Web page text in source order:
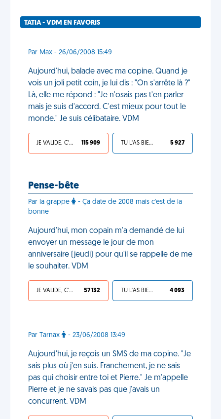
TATIA - VDM EN FAVORIS
Par Max - 26/06/2008 15:49
Aujourd'hui, balade avec ma copine. Quand je
vois un joli petit coin, je lui dis : "On s'arrête là ?"
Là, elle me répond : "Je n'osais pas t'en parler
mais je suis d'accord. C'est mieux pour tout le
monde." Je suis célibataire. VDM
JE VALIDE, C'EST UNE VDM 115 909 TU L'AS BIEN MÉRITÉ 5 927
Pense-bête
Par la grappe
- Ça date de 2008 mais c'est de la
bonne
Aujourd'hui, mon copain m'a demandé de lui
envoyer un message le jour de mon
anniversaire (jeudi) pour qu'il se rappelle de me
le souhaiter. VDM
JE VALIDE, C'EST UNE VDM 57 132 TU L'AS BIEN MÉRITÉ 4 093
Par Tarnax - 23/06/2008 13:49
Aujourd'hui, je reçois un SMS de ma copine. "Je
sais plus où j'en suis. Franchement, je ne sais
pas qui choisir entre toi et Pierre." Je m'appelle
Pierre et je ne savais pas que j'avais un
concurrent. VDM